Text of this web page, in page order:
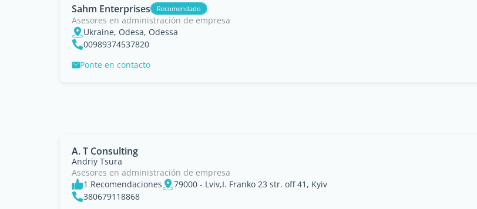
Sahm Enterprises Recomendado
Asesores en administración de empresa
Ukraine, Odesa, Odessa
00989374537820
Ponte en contacto
A. T Consulting
Andriy Tsura
Asesores en administración de empresa
1 Recomendaciones
79000 - Lviv,I. Franko 23 str. off 41, Kyiv
380679118868